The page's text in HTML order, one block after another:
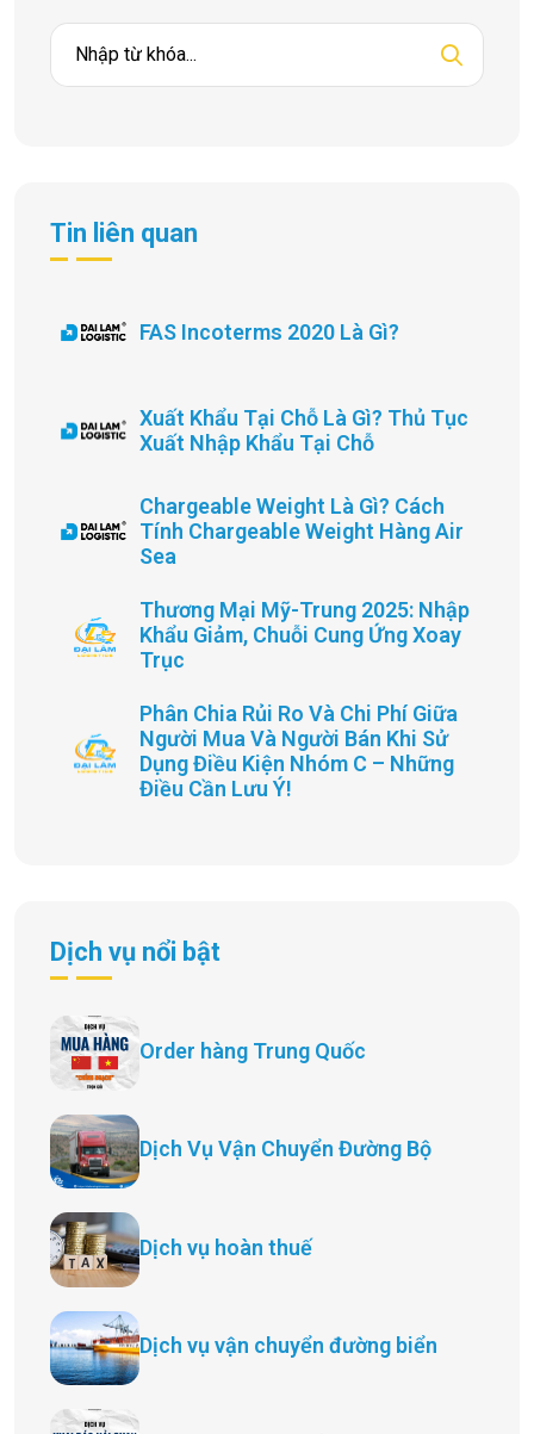
Tin liên quan
FAS Incoterms 2020 Là Gì?
Xuất Khẩu Tại Chỗ Là Gì? Thủ Tục
Xuất Nhập Khẩu Tại Chỗ
Chargeable Weight Là Gì? Cách
Tính Chargeable Weight Hàng Air
Sea
Thương Mại Mỹ-Trung 2025: Nhập
Khẩu Giảm, Chuỗi Cung Ứng Xoay
Trục
Phân Chia Rủi Ro Và Chi Phí Giữa
Người Mua Và Người Bán Khi Sử
Dụng Điều Kiện Nhóm C – Những
Điều Cần Lưu Ý!
Dịch vụ nổi bật
Order hàng Trung Quốc
Dịch Vụ Vận Chuyển Đường Bộ
Dịch vụ hoàn thuế
Dịch vụ vận chuyển đường biển